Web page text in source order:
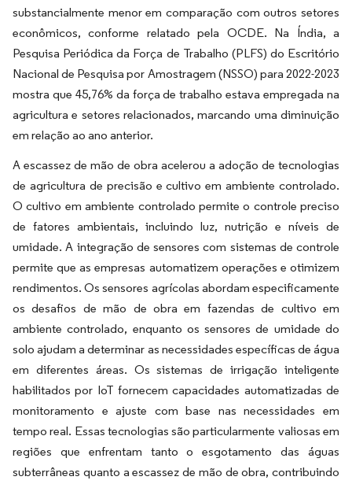
substancialmente menor em comparação com outros setores
econômicos, conforme relatado pela OCDE. Na Índia, a
Pesquisa Periódica da Força de Trabalho (PLFS) do Escritório
Nacional de Pesquisa por Amostragem (NSSO) para 2022-2023
mostra que 45,76% da força de trabalho estava empregada na
agricultura e setores relacionados, marcando uma diminuição
em relação ao ano anterior.
A escassez de mão de obra acelerou a adoção de tecnologias
de agricultura de precisão e cultivo em ambiente controlado.
O cultivo em ambiente controlado permite o controle preciso
de fatores ambientais, incluindo luz, nutrição e níveis de
umidade. A integração de sensores com sistemas de controle
permite que as empresas automatizem operações e otimizem
rendimentos. Os sensores agrícolas abordam especificamente
os desafios de mão de obra em fazendas de cultivo em
ambiente controlado, enquanto os sensores de umidade do
solo ajudam a determinar as necessidades específicas de água
em diferentes áreas. Os sistemas de irrigação inteligente
habilitados por IoT fornecem capacidades automatizadas de
monitoramento e ajuste com base nas necessidades em
tempo real. Essas tecnologias são particularmente valiosas em
regiões que enfrentam tanto o esgotamento das águas
subterrâneas quanto a escassez de mão de obra, contribuindo